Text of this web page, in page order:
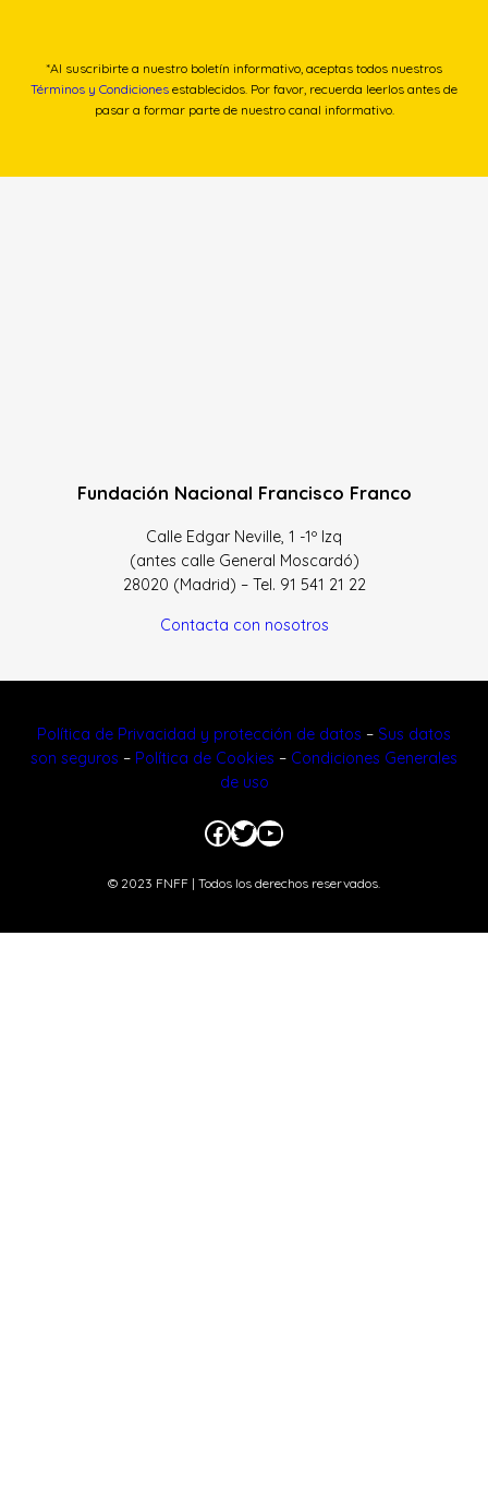
*Al suscribirte a nuestro boletín informativo, aceptas todos nuestros
Términos y Condiciones establecidos. Por favor, recuerda leerlos antes de
pasar a formar parte de nuestro canal informativo.
Fundación Nacional Francisco Franco
Calle Edgar Neville, 1 -1º Izq
(antes calle General Moscardó)
28020 (Madrid) – Tel. 91 541 21 22
Contacta con nosotros
Política de Privacidad y protección de datos – Sus datos
son seguros – Política de Cookies – Condiciones Generales
de uso
Facebook
Twitter
YouTube
© 2023 FNFF | Todos los derechos reservados.